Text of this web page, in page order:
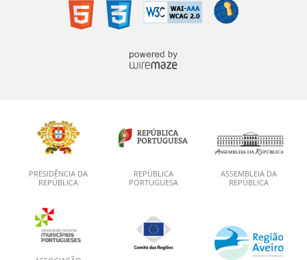
PRESIDÊNCIA DA
REPÚBLICA
REPÚBLICA
PORTUGUESA
ASSEMBLEIA DA
REPÚBLICA